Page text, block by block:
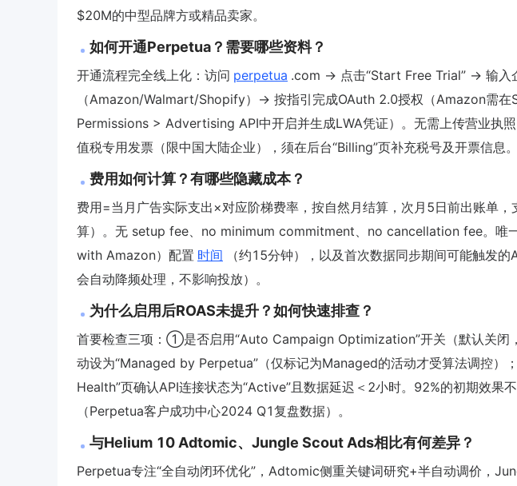
$20M的中型品牌方或精品卖家。
如何开通Perpetua？需要哪些资料？
开通流程完全线上化：访问 perpetua .com → 点击“Start Free Trial” → 输入
（Amazon/Walmart/Shopify）→ 按指引完成OAuth 2.0授权（Amazon需
Permissions > Advertising API中开启并生成LWA凭证）。无需上传营业执
值税专用发票（限中国大陆企业），须在后台“Billing”页补充税号及开票信息。
费用如何计算？有哪些隐藏成本？
费用=当月广告实际支出×对应阶梯费率，按自然月结算，次月5日前出账单，
算）。无 setup fee、no minimum commitment、no cancellation fee。唯
with Amazon）配置 时间
（约15分钟），以及首次数据同步期间可能触发
会自动降频处理，不影响投放）。
为什么启用后ROAS未提升？如何快速排查？
首要检查三项：①是否启用“Auto Campaign Optimization”开关（默认关
动设为“Managed by Perpetua”（仅标记为Managed的活动才受算法调控
Health”页确认API连接状态为“Active”且数据延迟＜2小时。92%的初期效果
（Perpetua客户成功中心2024 Q1复盘数据）。
与Helium 10 Adtomic、Jungle Scout Ads相比有何差异？
Perpetua专注“全自动闭环优化”，Adtomic侧重关键词研究+半自动调价，